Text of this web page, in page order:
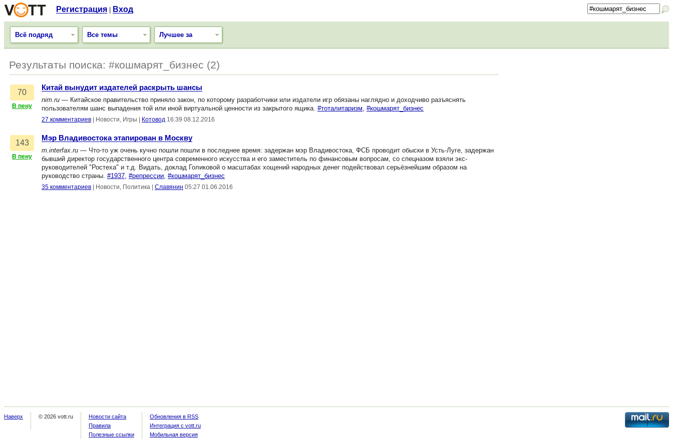
Регистрация Вход
Всё подряд Все темы Лучшее за
Результаты поиска: #кошмарят_бизнес (2)
70
В пену
Китай вынудит издателей раскрыть шансы
nim.ru — Китайское правительство приняло закон, по которому разработчики или издатели игр обязаны наглядно и доходчиво разъяснять
пользователям шанс выпадения той или иной виртуальной ценности из закрытого ящика. #тоталитаризм, #кошмарят_бизнес
27 комментариев Новости, Игры Котовод 16:39 08.12.2016
143
В пену
Мэр Владивостока этапирован в Москву
m.interfax.ru — Что-то уж очень кучно пошли пошли в последнее время: задержан мэр Владивостока, ФСБ проводит обыски в Усть-Луге, задержан
бывший директор государственного центра современного искусства и его заместитель по финансовым вопросам, со спецназом взяли экс-
руководителей "Ростеха" и т.д. Видать, доклад Голиковой о масштабах хощений народных денег подействовал серьёзнейшим образом на
руководство страны. #1937, #репрессии, #кошмарят_бизнес
35 комментариев Новости, Политика Славянин 05:27 01.06.2016
Наверх © 2026 vott.ru
Новости сайта
Правила
Полезные ссылки
Обновления в RSS
Интеграция с vott.ru
Мобильная версия